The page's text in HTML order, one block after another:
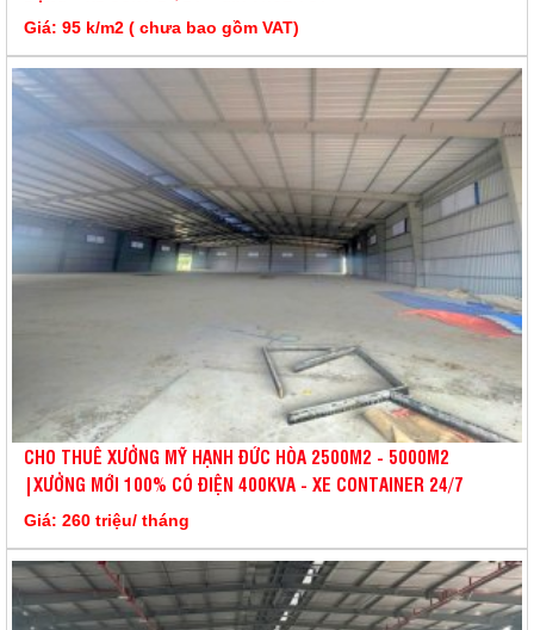
Giá: 95 k/m2 ( chưa bao gồm VAT)
CHO THUÊ XƯỞNG MỸ HẠNH ĐỨC HÒA 2500M2 - 5000M2
|XƯỞNG MỚI 100% CÓ ĐIỆN 400KVA - XE CONTAINER 24/7
Giá: 260 triệu/ tháng